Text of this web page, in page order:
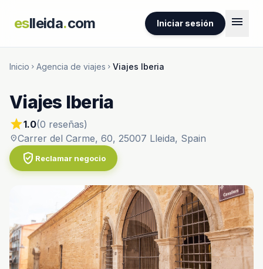
eslleida.com Iniciar sesión menu
Inicio chevron_right Agencia de viajes chevron_right Viajes Iberia
Viajes Iberia
star1.0(0 reseñas)
location_onCarrer del Carme, 60, 25007 Lleida, Spain
verified_user Reclamar negocio